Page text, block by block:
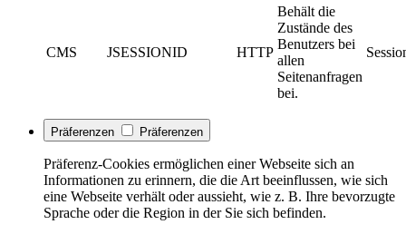
CMS JSESSIONID HTTP
Behält die
Zustände des
Benutzers bei
allen
Seitenanfragen
bei.
Präferenzen Präferenzen
Präferenz-Cookies ermöglichen einer Webseite sich an
Informationen zu erinnern, die die Art beeinflussen, wie sich
eine Webseite verhält oder aussieht, wie z. B. Ihre bevorzugte
Sprache oder die Region in der Sie sich befinden.